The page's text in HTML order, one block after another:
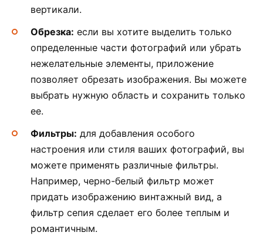
вертикали.
Обрезка: если вы хотите выделить только
определенные части фотографий или убрать
нежелательные элементы, приложение
позволяет обрезать изображения. Вы можете
выбрать нужную область и сохранить только
ее.
Фильтры: для добавления особого
настроения или стиля ваших фотографий, вы
можете применять различные фильтры.
Например, черно-белый фильтр может
придать изображению винтажный вид, а
фильтр сепия сделает его более теплым и
романтичным.